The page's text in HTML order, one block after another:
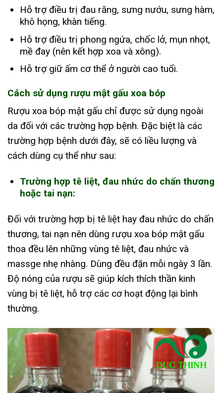
Hỗ trợ điều trị đau răng, sưng nướu, sưng hàm,
khô họng, khàn tiếng.
Hỗ trợ điều trị phong ngứa, chốc lở, mụn nhọt,
mề đay (nên kết hợp xoa và xông).
Hỗ trợ giữ ấm cơ thể ở người cao tuổi.
Cách sử dụng rượu mật gấu xoa bóp
Rượu xoa bóp mật gấu chỉ được sử dụng ngoài
da đối với các trường hợp bệnh. Đặc biệt là các
trường hợp bệnh dưới đây, sẽ có liều lượng và
cách dùng cụ thể như sau:
Trường hợp tê liệt, đau nhức do chấn thương
hoặc tai nạn:
Đối với trường hợp bị tê liệt hay đau nhức do chấn
thương, tai nạn nên dùng rượu xoa bóp mật gấu
thoa đều lên những vùng tê liệt, đau nhức và
massge nhẹ nhàng. Dùng đều đặn mỗi ngày 3 lần.
Độ nóng của rượu sẽ giúp kích thích thần kinh
vùng bị tê liệt, hỗ trợ các cơ hoạt động lại bình
thường.